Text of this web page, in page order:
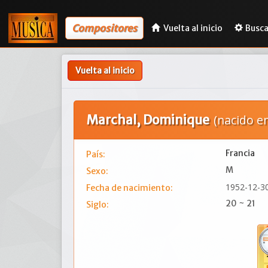
Compositores Vuelta al inicio
Vuelta al inicio
Marchal, Dominique (nacido
País:
Francia
Sexo:
M
Fecha de nacimiento:
1952-12-
Siglo: 20 ~ 21